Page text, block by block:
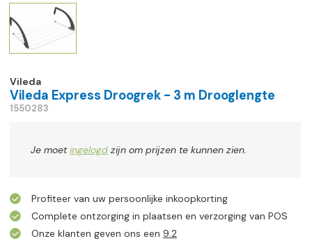
Vileda
Vileda Express Droogrek - 3 m Drooglengte
1550283
Je moetingelogd zijn om prijzen te kunnen zien.
Profiteer van uw persoonlijke inkoopkorting
Complete ontzorging in plaatsen en verzorging van POS
Onze klanten geven ons een 9.2